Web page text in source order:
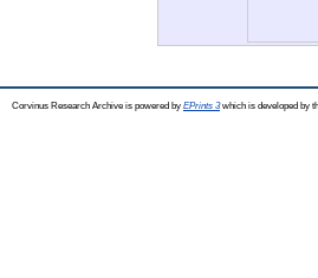
Corvinus Research Archive is powered by EPrints 3which is developed by